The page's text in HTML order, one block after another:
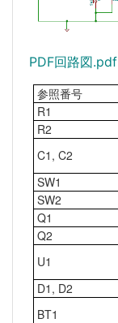
PDF回路図.pdf
参照番号
R1
R2
C1, C2
SW1
SW2
Q1
Q2
U1
D1, D2
BT1